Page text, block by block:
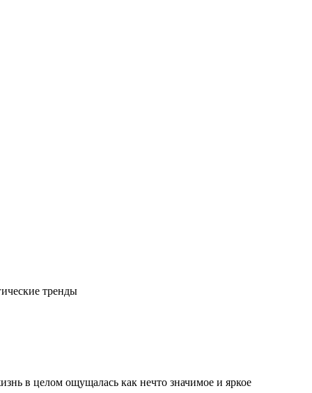
тренды
в целом ощущалась как нечто значимое и яркое